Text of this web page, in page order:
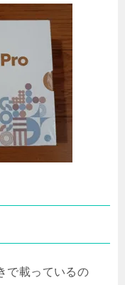
で載っているの